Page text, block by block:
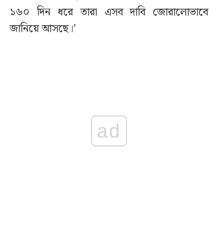
১৬০ দিন ধরে তারা এসব দাবি জোরালোভাবে
জানিয়ে আসছে।’
ad